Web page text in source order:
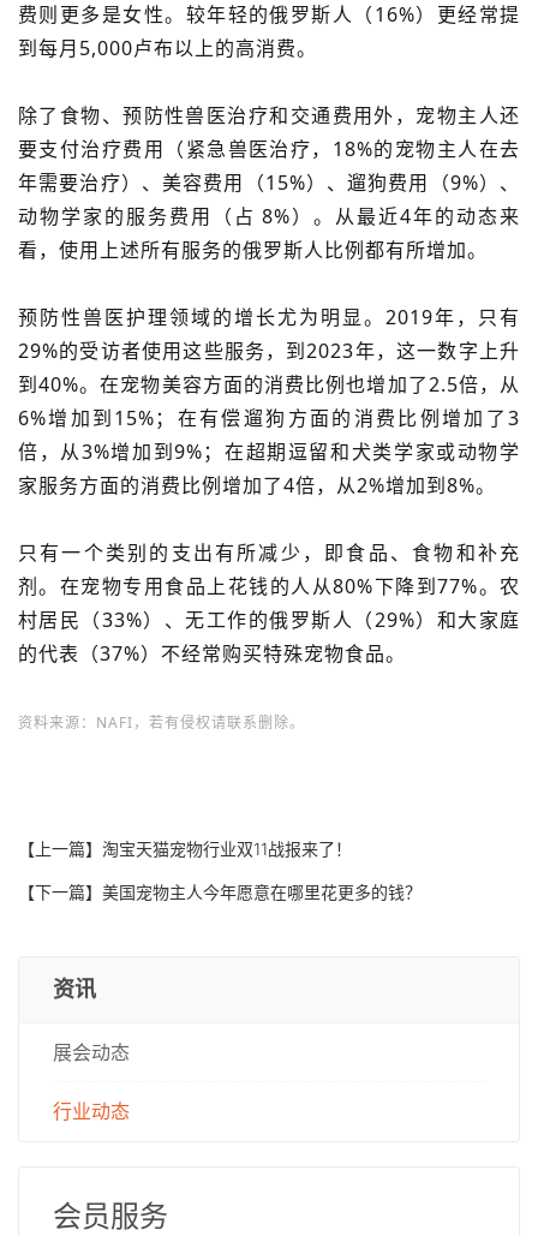
费则更多是女性。较年轻的俄罗斯人（16%）更经常提
到每月5,000卢布以上的高消费。
除了食物、预防性兽医治疗和交通费用外，宠物主人还
要支付治疗费用（紧急兽医治疗，18%的宠物主人在去
年需要治疗）、美容费用（15%）、遛狗费用（9%）、
动物学家的服务费用（占 8%）。从最近4年的动态来
看，使用上述所有服务的俄罗斯人比例都有所增加。
预防性兽医护理领域的增长尤为明显。2019年，只有
29%的受访者使用这些服务，到2023年，这一数字上升
到40%。在宠物美容方面的消费比例也增加了2.5倍，从
6%增加到15%；在有偿遛狗方面的消费比例增加了3
倍，从3%增加到9%；在超期逗留和犬类学家或动物学
家服务方面的消费比例增加了4倍，从2%增加到8%。
只有一个类别的支出有所减少，即食品、食物和补充
剂。在宠物专用食品上花钱的人从80%下降到77%。农
村居民（33%）、无工作的俄罗斯人（29%）和大家庭
的代表（37%）不经常购买特殊宠物食品。
资料来源：NAFI，若有侵权请联系删除。
【上一篇】 淘宝天猫宠物行业双11战报来了！
【下一篇】 美国宠物主人今年愿意在哪里花更多的钱？
资讯
展会动态
行业动态
会员服务